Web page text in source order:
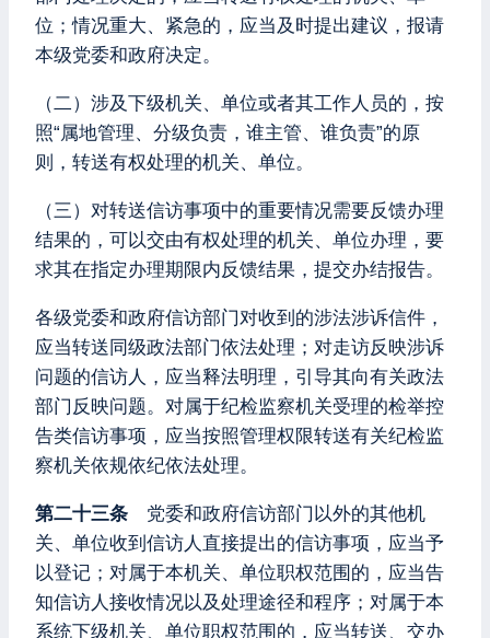
位；情况重大、紧急的，应当及时提出建议，报请
本级党委和政府决定。
（二）涉及下级机关、单位或者其工作人员的，按
照“属地管理、分级负责，谁主管、谁负责”的原
则，转送有权处理的机关、单位。
（三）对转送信访事项中的重要情况需要反馈办理
结果的，可以交由有权处理的机关、单位办理，要
求其在指定办理期限内反馈结果，提交办结报告。
各级党委和政府信访部门对收到的涉法涉诉信件，
应当转送同级政法部门依法处理；对走访反映涉诉
问题的信访人，应当释法明理，引导其向有关政法
部门反映问题。对属于纪检监察机关受理的检举控
告类信访事项，应当按照管理权限转送有关纪检监
察机关依规依纪依法处理。
第二十三条 党委和政府信访部门以外的其他机
关、单位收到信访人直接提出的信访事项，应当予
以登记；对属于本机关、单位职权范围的，应当告
知信访人接收情况以及处理途径和程序；对属于本
系统下级机关、单位职权范围的，应当转送、交办